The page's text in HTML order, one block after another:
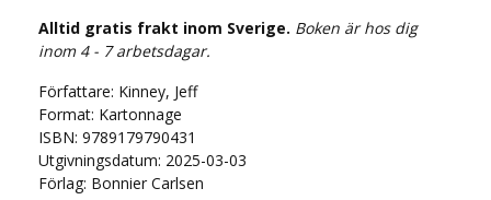
Alltid gratis frakt inom Sverige. Boken är hos dig
inom 4 - 7 arbetsdagar.
Författare: Kinney, Jeff
Format: Kartonnage
ISBN: 9789179790431
Utgivningsdatum: 2025-03-03
Förlag: Bonnier Carlsen